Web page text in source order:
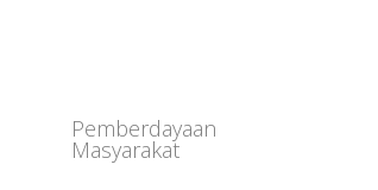
Pemberdayaan
Masyarakat